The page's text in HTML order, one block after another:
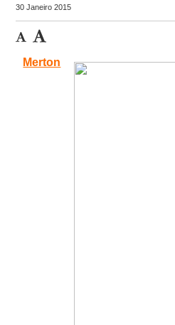
30 Janeiro 2015
Merton